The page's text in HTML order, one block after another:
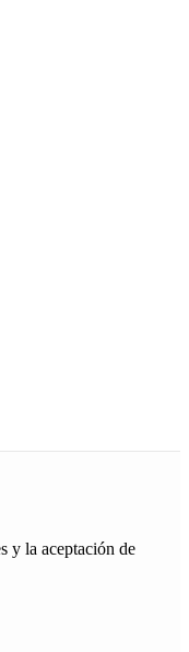
y la aceptación de